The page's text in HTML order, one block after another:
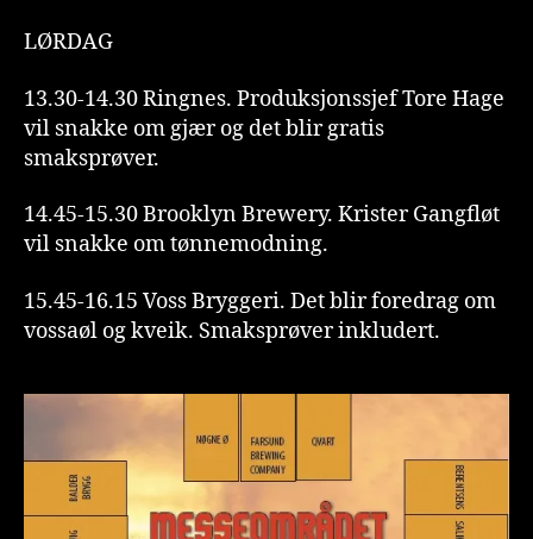
LØRDAG
13.30-14.30 Ringnes. Produksjonssjef Tore Hage
vil snakke om gjær og det blir gratis
smaksprøver.
14.45-15.30 Brooklyn Brewery. Krister Gangfløt
vil snakke om tønnemodning.
15.45-16.15 Voss Bryggeri. Det blir foredrag om
vossaøl og kveik. Smaksprøver inkludert.